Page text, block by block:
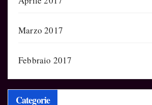
Marzo 2017
Febbraio 2017
Categorie